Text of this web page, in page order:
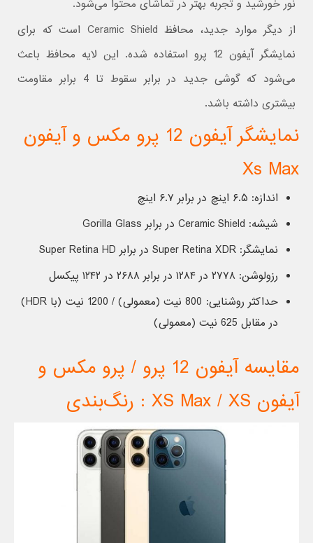
نور خورشید و تجربه بهتر در تماشای محتوا می‌شود.
از دیگر موارد جدید، محافظ Ceramic Shield است که برای
نمایشگر آیفون 12 پرو استفاده شده. این لایه محافظ باعث
می‌شود که گوشی جدید در برابر سقوط تا 4 برابر مقاومت
بیشتری داشته باشد.
نمایشگر آیفون 12 پرو مکس و آیفون
Xs Max
اندازه: ۶.۵ اینچ در برابر ۶.۷ اینچ
شیشه: Ceramic Shield در برابر Gorilla Glass
نمایشگر: Super Retina XDR در برابر Super Retina HD
رزولوشن: ۲۷۷۸ در ۱۲۸۴ در برابر ۲۶۸۸ در ۱۲۴۲ پیکسل
حداکثر روشنایی: 800 نیت (معمولی) / 1200 نیت (با HDR)
در مقابل 625 نیت (معمولی)
مقایسه آیفون 12 پرو / پرو مکس و
آیفون XS Max / XS : رنگ‌‌بندی